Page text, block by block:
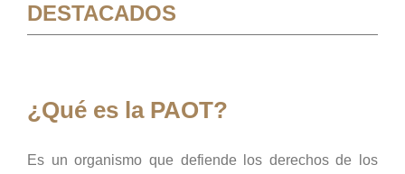
DESTACADOS
¿Qué es la PAOT?
Es un organismo que defiende los derechos de los